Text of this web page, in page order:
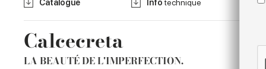
Calcecreta
LA BEAUTÉ DE L'IMPERFECTION.
Catalogue Infotechnique